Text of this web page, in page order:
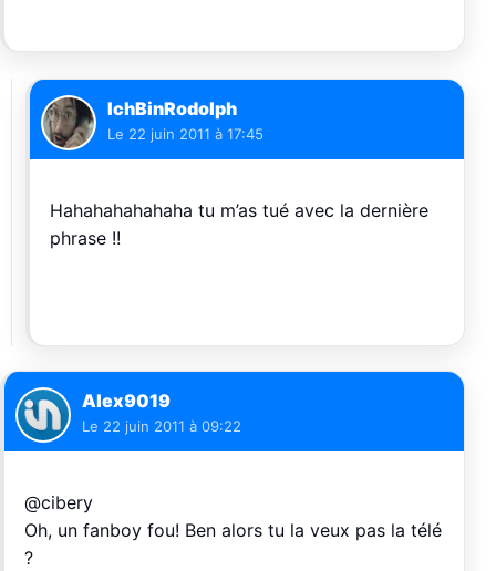
IchBinRodolph
Le 22 juin 2011 à 17:45
Hahahahahahaha tu m’as tué avec la dernière
phrase !!
Alex9019
Le 22 juin 2011 à 09:22
@cibery
Oh, un fanboy fou! Ben alors tu la veux pas la télé
?